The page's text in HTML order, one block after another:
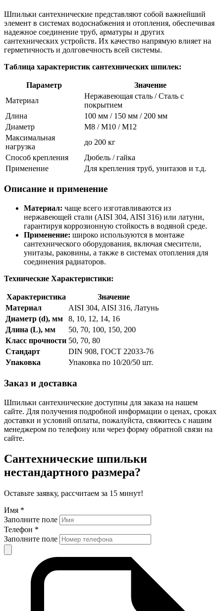
Шпильки сантехнические представляют собой важнейший
элемент в системах водоснабжения и отопления, обеспечивая
надежное соединение труб, арматуры и других
сантехнических устройств. Их качество напрямую влияет на
герметичность и долговечность всей системы.
Таблица характеристик сантехнических шпилек:
Параметр
Значение
Материал
Нержавеющая сталь / Сталь с
покрытием
Длина
100 мм / 150 мм / 200 мм
Диаметр
M8 / M10 / M12
Максимальная
нагрузка
до 200 кг
Способ крепления
Дюбель / гайка
Применение
Для крепления труб, унитазов и т.д.
Описание и применение
Материал: чаще всего изготавливаются из
нержавеющей стали (AISI 304, AISI 316) или латуни,
гарантируя коррозионную стойкость в водяной среде.
Применение: широко используются в монтаже
сантехнического оборудования, включая смесители,
унитазы, раковины, а также в системах отопления для
соединения радиаторов.
Технические Характеристики:
Характеристика
Значение
Материал
AISI 304, AISI 316, Латунь
Диаметр (d), мм
8, 10, 12, 14, 16
Длина (L), мм
50, 70, 100, 150, 200
Класс прочности 50, 70, 80
Стандарт
DIN 908, ГОСТ 22033-76
Упаковка
Упаковка по 10/20/50 шт.
Заказ и доставка
Шпильки сантехнические доступны для заказа на нашем
сайте. Для получения подробной информации о ценах, сроках
доставки и условий оплаты, пожалуйста, свяжитесь с нашим
менеджером по телефону или через форму обратной связи на
сайте.
Сантехнические шпильки
нестандартного размера?
Оставьте заявку, рассчитаем за 15 минут!
Имя *
Заполните поле
Телефон *
Заполните поле